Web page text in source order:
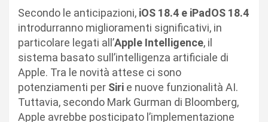
Secondo le anticipazioni, iOS 18.4 e iPadOS 18.4
introdurranno miglioramenti significativi, in
particolare legati all’Apple Intelligence, il
sistema basato sull’intelligenza artificiale di
Apple. Tra le novità attese ci sono
potenziamenti per Siri e nuove funzionalità AI.
Tuttavia, secondo Mark Gurman di Bloomberg,
Apple avrebbe posticipato l’implementazione